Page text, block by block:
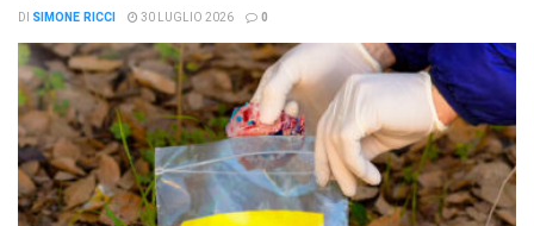
DI SIMONE RICCI 30 LUGLIO 2026 0